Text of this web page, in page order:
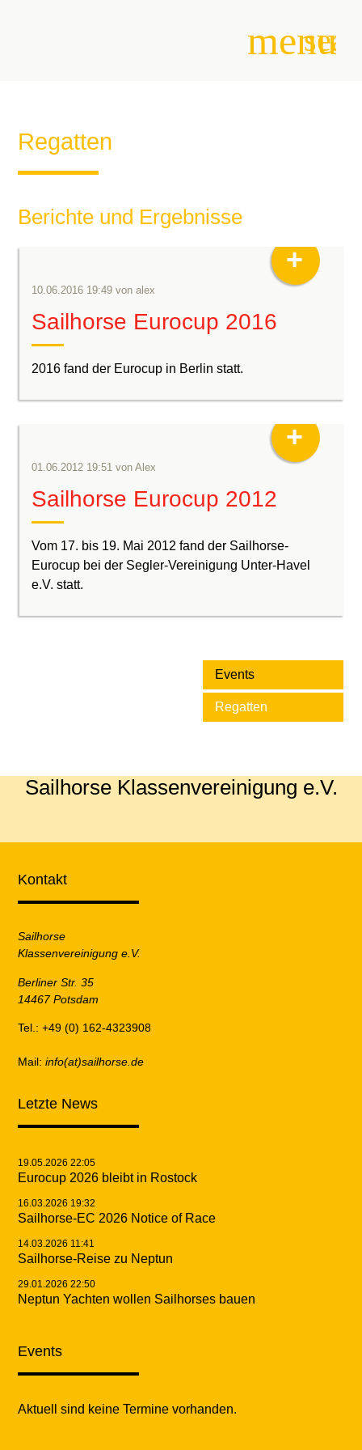
menu
Regatten
Berichte und Ergebnisse
10.06.2016 19:49 vonalex
Sailhorse Eurocup 2016
2016 fand der Eurocup in Berlin statt.
+
01.06.2012 19:51 vonAlex
Sailhorse Eurocup 2012
Vom 17. bis 19. Mai 2012 fand der Sailhorse-
Eurocup bei der Segler-Vereinigung Unter-Havel
e.V. statt.
+
Events
Regatten
Sailhorse Klassenvereinigung e.V.
Kontakt
Sailhorse
Klassenvereinigung e.V.
Berliner Str. 35
14467 Potsdam
Tel.: +49 (0) 162-4323908
Mail:info(at)sailhorse.de
Letzte News
19.05.2026 22:05
Eurocup 2026 bleibt in Rostock
16.03.2026 19:32
Sailhorse-EC 2026 Notice of Race
14.03.2026 11:41
Sailhorse-Reise zu Neptun
29.01.2026 22:50
Neptun Yachten wollen Sailhorses bauen
Events
Aktuell sind keine Termine vorhanden.